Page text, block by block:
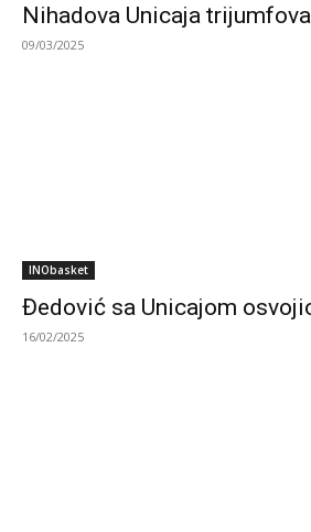
Nihadova Unicaja
09/03/2025
INObasket
Đedović sa Unicajom
16/02/2025